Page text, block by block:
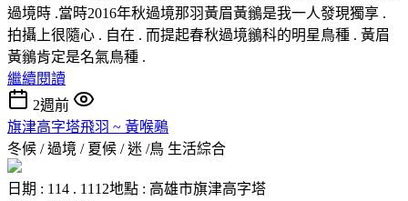
過境時 .當時2016年秋過境那羽黃眉黃鶲是我一人發現獨享 .
拍攝上很隨心 . 自在 . 而提起春秋過境鶲科的明星鳥種 . 黃眉
黃鶲肯定是名氣鳥種 .
繼續閱讀
2週前
旗津高字塔飛羽 ~ 黃喉鵐
冬候 / 過境 / 夏候 / 迷 /鳥 生活綜合
日期 : 114 . 1112地點 : 高雄市旗津高字塔